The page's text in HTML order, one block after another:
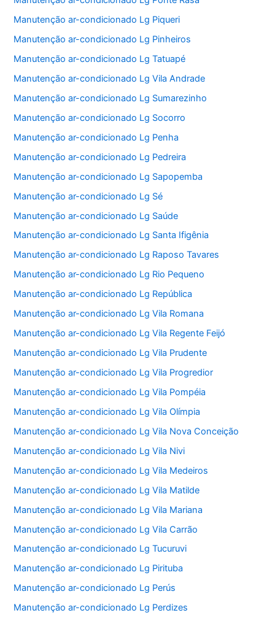
Manutenção ar-condicionado Lg Piqueri
Manutenção ar-condicionado Lg Pinheiros
Manutenção ar-condicionado Lg Tatuapé
Manutenção ar-condicionado Lg Vila Andrade
Manutenção ar-condicionado Lg Sumarezinho
Manutenção ar-condicionado Lg Socorro
Manutenção ar-condicionado Lg Penha
Manutenção ar-condicionado Lg Pedreira
Manutenção ar-condicionado Lg Sapopemba
Manutenção ar-condicionado Lg Sé
Manutenção ar-condicionado Lg Saúde
Manutenção ar-condicionado Lg Santa Ifigênia
Manutenção ar-condicionado Lg Raposo Tavares
Manutenção ar-condicionado Lg Rio Pequeno
Manutenção ar-condicionado Lg República
Manutenção ar-condicionado Lg Vila Romana
Manutenção ar-condicionado Lg Vila Regente Feijó
Manutenção ar-condicionado Lg Vila Prudente
Manutenção ar-condicionado Lg Vila Progredior
Manutenção ar-condicionado Lg Vila Pompéia
Manutenção ar-condicionado Lg Vila Olímpia
Manutenção ar-condicionado Lg Vila Nova Conceição
Manutenção ar-condicionado Lg Vila Nivi
Manutenção ar-condicionado Lg Vila Medeiros
Manutenção ar-condicionado Lg Vila Matilde
Manutenção ar-condicionado Lg Vila Mariana
Manutenção ar-condicionado Lg Vila Carrão
Manutenção ar-condicionado Lg Tucuruvi
Manutenção ar-condicionado Lg Pirituba
Manutenção ar-condicionado Lg Perús
Manutenção ar-condicionado Lg Perdizes